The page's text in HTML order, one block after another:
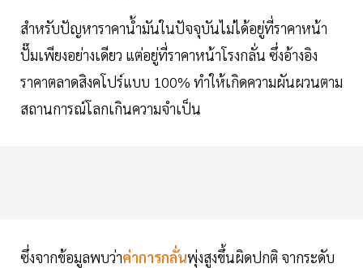
สำหรับปัญหาราคาน้ำมันในปัจจุบันไม่ได้อยู่ที่ราคาหน้า
ปั๊มเพียงอย่างเดียว แต่อยู่ที่ราคาหน้าโรงกลั่น ซึ่งอ้างอิง
ราคาตลาดสิงคโปร์แบบ 100% ทำให้เกิดความผันผวนตาม
สถานการณ์โลกเกินความจำเป็น
ซึ่งจากข้อมูลพบว่าค่าการกลั่นพุ่งสูงขึ้นผิดปกติ จากระดับ